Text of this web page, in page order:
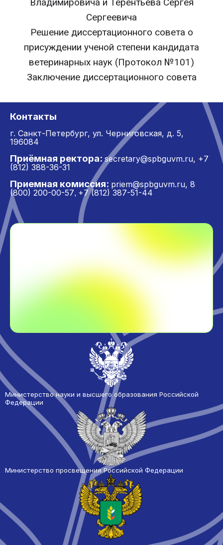
Владимировича и Терентьева Сергея
Сергеевича
Решение диссертационного совета о
присуждении ученой степени кандидата
ветеринарных наук (Протокол №101)
Заключение диссертационного совета
Контакты
г. Санкт-Петербург, ул. Черниговская, д. 5,
196084
Приёмная ректора: secretary@spbguvm.ru, +7
(812) 388-36-31
Приемная комиссия: priem@spbguvm.ru, 8
(800) 200-00-57, +7 (812) 387-51-44
Министерство науки и высшего образования Российской
Федерации
Министерство просвещения Российской Федерации